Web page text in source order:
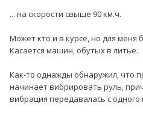
... на скорости свыше 90 км.ч.
Может кто и в курсе, но для меня
Касается машин, обутых в литье.
Как-то однажды обнаружил, что
начинает вибрировать руль,
вибрация передавалась с одного